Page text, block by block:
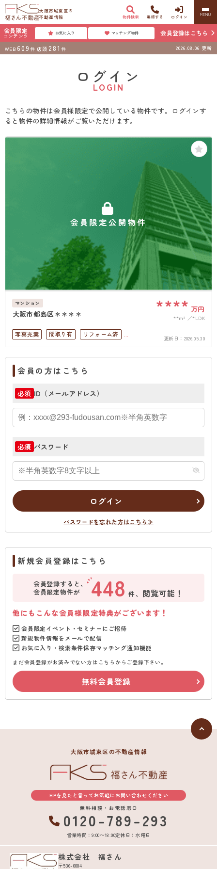
大阪市城東区の
不動産情報
物件検索 電話する ログイン MENU
会員限定
コンテンツ お気に入り マッチング物件 会員登録はこちら
WEB 609 件 店頭 281 件 2026.08.06 更新
ログイン
LOGIN
こちらの物件は会員様限定で公開している物件です。ログインす
ると物件の詳細情報がご覧いただけます。
会員限定公開物件
マンション
大阪市都島区＊＊＊＊ **** 万円
**m² *LDK
写真充実 間取り有
リフォーム済
駅徒歩10分以内
ペット可
高層階
オートロック
更新日： 2026.05.30
会員の方はこちら
必須 ID（メールアドレス）
必須 パスワード
ログイン
パスワードを忘れた方はこちら≫
新規会員登録はこちら
会員登録すると、
会員限定物件が
448 件、 閲覧可能！
他にもこんな会員様限定特典がございます！
会員限定イベント・セミナーにご招待
新規物件情報をメールで配信
お気に入り・検索条件保存マッチング通知機能
まだ会員登録がお済みでない方はこちらからご登録下さい。
無料会員登録
大阪市城東区の不動産情報
HPを見たと言ってお気軽にお問い合わせください
無料相談・お電話窓口
0120-789-293
営業時間：9:00〜18:00定休日：水曜日
株式会社 福さん
〒536-0004